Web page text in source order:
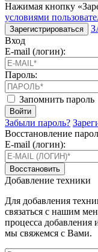
Нажимая кнопку
условиями
Зарегистрироваться
Вход
E-mail (логин):
Пароль:
Запомнить пароль
Войти
Забыли пароль?
Восстановление
E-mail (логин):
Восстановить
Добавление техники
Для добавления
связаться с нашим
процесса
мы свяжемся с Вами.